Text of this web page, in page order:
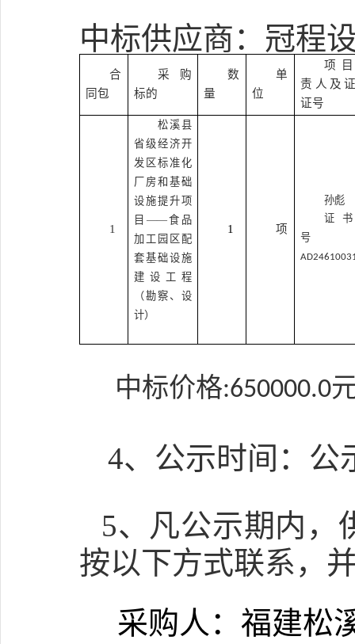
中标供应商： 冠程
合
同包
采购
标的
数
量
单
位
项
责人及
证号
1
松溪县
省级经济开
发区标准化
厂房和基础
设施提升项
目 ——食品
加工园区配
套基础设施
建设工程
（勘察、设
计）
1 项
孙彪
证
号
中标价格:650000.0
4、公示时间：公
5、凡公示期内，
按以下方式联系，
采购人：福建松